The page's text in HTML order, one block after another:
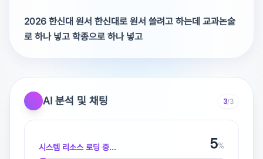
2026 한신대 원서 한신대로 원서 쓸려고 하는데 교과논술
로 하나 넣고 학종으로 하나 넣고
하면 전형에 관계 없이 복수지원 가능하다고 합니다. 참고
하세요.
AI 분석 및 채팅 3/3
시스템 리소스 로딩 중... 5%